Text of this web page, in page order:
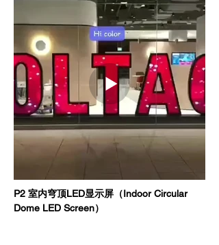
P2 室内穹顶LED显示屏（Indoor Circular
Dome LED Screen）